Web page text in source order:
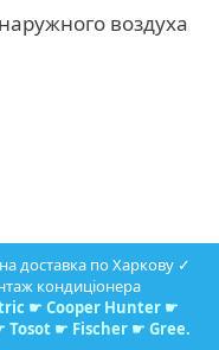
воздуха
доставка по Харкову ✓
кондиціонера
☛ Cooper Hunter ☛
Tosot ☛ Fischer ☛ Gree.